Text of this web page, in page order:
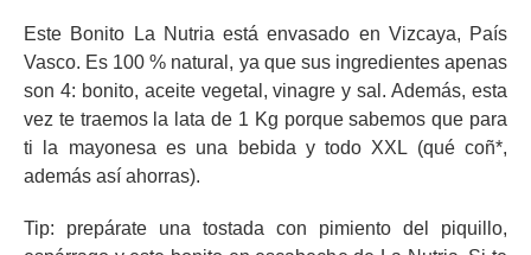
Este Bonito La Nutria está envasado en Vizcaya, País
Vasco. Es 100 % natural, ya que sus ingredientes apenas
son 4: bonito, aceite vegetal, vinagre y sal. Además, esta
vez te traemos la lata de 1 Kg porque sabemos que para
ti la mayonesa es una bebida y todo XXL (qué coñ*,
además así ahorras).
Tip: prepárate una tostada con pimiento del piquillo,